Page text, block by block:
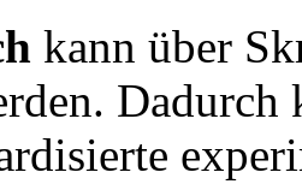
kann über